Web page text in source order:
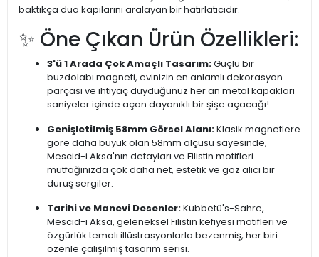
baktıkça dua kapılarını aralayan bir hatırlatıcıdır.
✨ Öne Çıkan Ürün Özellikleri:
3'ü 1 Arada Çok Amaçlı Tasarım:Güçlü bir
buzdolabı magneti, evinizin en anlamlı dekorasyon
parçası ve ihtiyaç duyduğunuz her an metal kapakları
saniyeler içinde açan dayanıklı bir şişe açacağı!
Genişletilmiş 58mm Görsel Alanı:Klasik magnetlere
göre daha büyük olan 58mm ölçüsü sayesinde,
Mescid-i Aksa'nın detayları ve Filistin motifleri
mutfağınızda çok daha net, estetik ve göz alıcı bir
duruş sergiler.
Tarihi ve Manevi Desenler:Kubbetü's-Sahre,
Mescid-i Aksa, geleneksel Filistin kefiyesi motifleri ve
özgürlük temalı illüstrasyonlarla bezenmiş, her biri
özenle çalışılmış tasarım serisi.